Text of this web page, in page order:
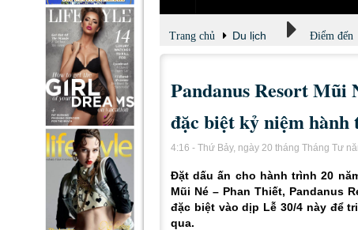
Trang chủ Du lịch Điểm đến
Pandanus Resort
đặc biệt kỷ niệm
4:16 - Thứ Bảy, ngày 20 tháng Tháng Tư
Đặt dấu ấn cho hành trình 20
Mũi Né – Phan Thiết, Pandanus
đặc biệt vào dịp Lễ 30/4 này để
qua.